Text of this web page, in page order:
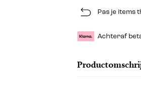
Pas je items
Achteraf